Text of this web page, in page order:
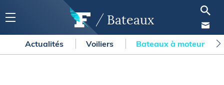
Bateaux
Actualités Voiliers Bateaux à moteur